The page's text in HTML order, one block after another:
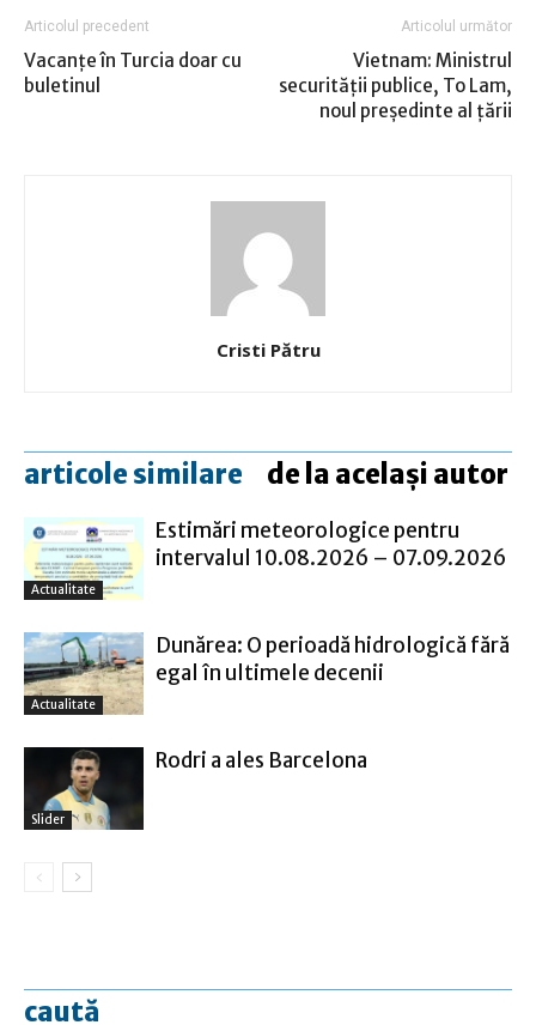
Articolul precedent
Vacanţe în Turcia doar cu
buletinul
Articolul următor
Vietnam: Ministrul
securităţii publice, To Lam,
noul preşedinte al ţării
Cristi Pătru
articole similare de la același autor
Actualitate
Estimări meteorologice pentru
intervalul 10.08.2026 – 07.09.2026
Actualitate
Dunărea: O perioadă hidrologică fără
egal în ultimele decenii
Slider
Rodri a ales Barcelona
caută